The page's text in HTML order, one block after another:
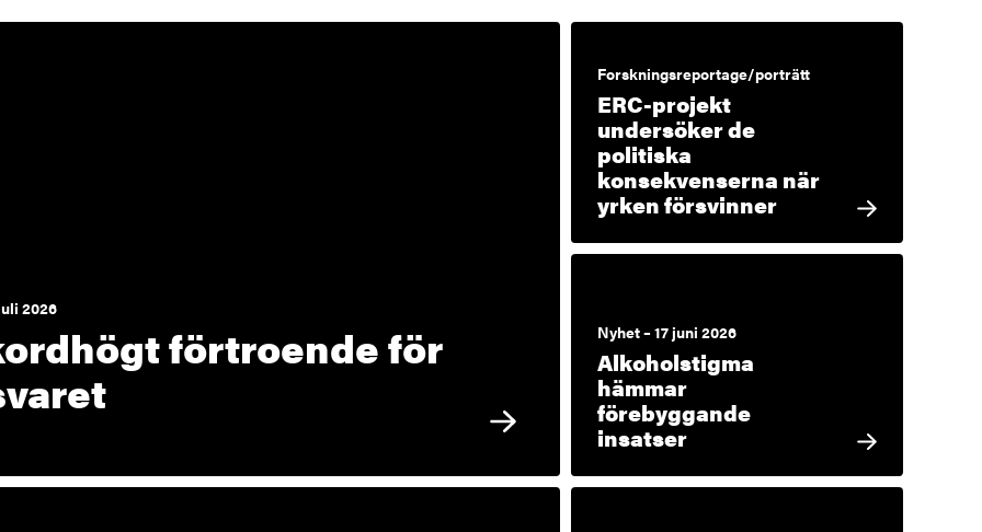
2026
förtroende för
Forskningsreportage/porträtt
ERC-projekt
undersöker de
politiska
konsekvenserna när
yrken försvinner
Nyhet – 17 juni 2026
Alkoholstigma
hämmar
förebyggande
insatser